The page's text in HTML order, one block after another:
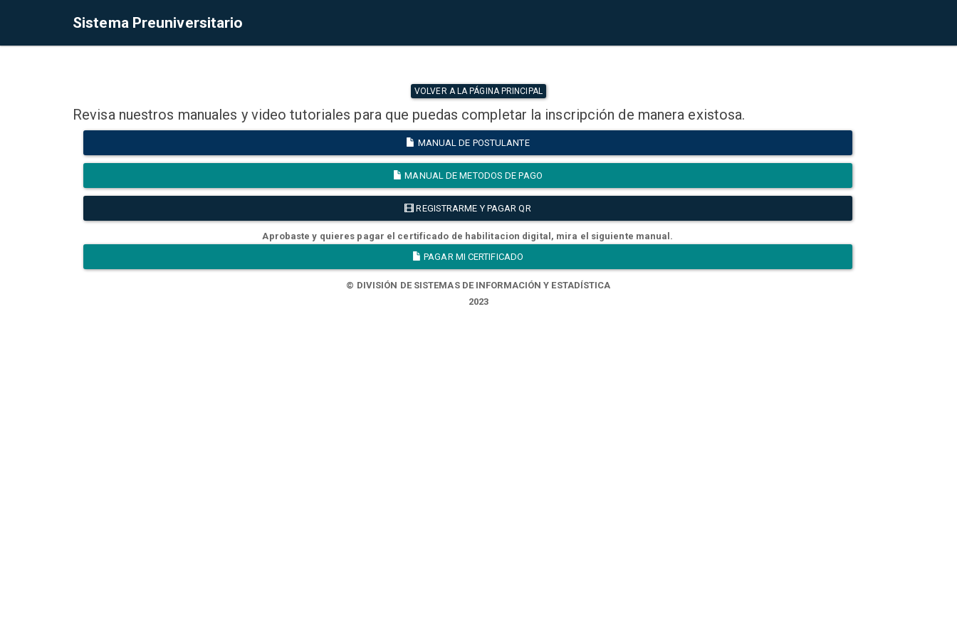
Sistema Preuniversitario
VOLVER A LA PÁGINA PRINCIPAL
Revisa nuestros manuales y video tutoriales para que puedas completar la inscripción de manera existosa.
MANUAL DE POSTULANTE
MANUAL DE METODOS DE PAGO
REGISTRARME Y PAGAR QR
Aprobaste y quieres pagar el certificado de habilitacion digital, mira el siguiente manual.
PAGAR MI CERTIFICADO
© DIVISIÓN DE SISTEMAS DE INFORMACIÓN Y ESTADÍSTICA
2023